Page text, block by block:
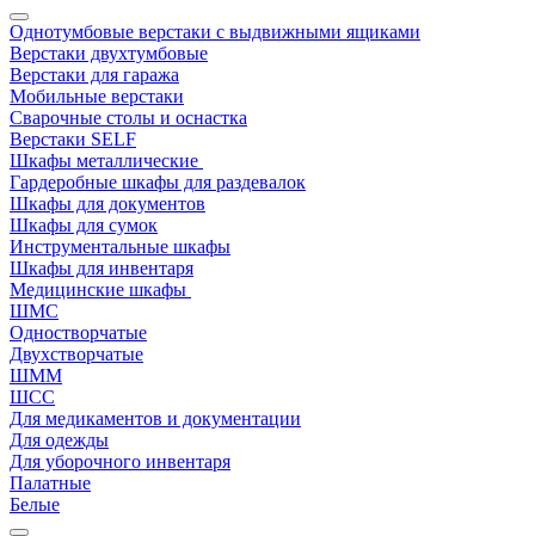
Однотумбовые верстаки с выдвижными ящиками
Верстаки двухтумбовые
Верстаки для гаража
Мобильные верстаки
Сварочные столы и оснастка
Верстаки SELF
Шкафы металлические
Гардеробные шкафы для раздевалок
Шкафы для документов
Шкафы для сумок
Инструментальные шкафы
Шкафы для инвентаря
Медицинские шкафы
ШМС
Одностворчатые
Двухстворчатые
ШММ
ШСС
Для медикаментов и документации
Для одежды
Для уборочного инвентаря
Палатные
Белые